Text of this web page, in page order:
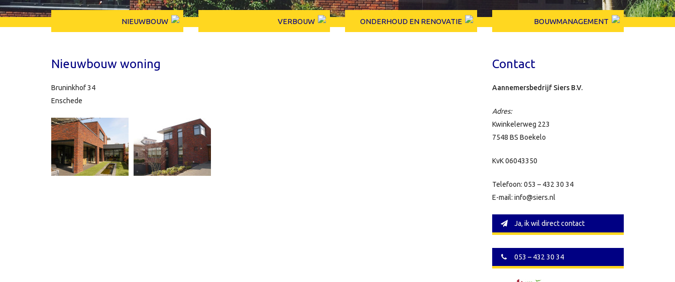
NIEUWBOUW VERBOUW ONDERHOUD EN RENOVATIE BOUWMANAGEMENT
Nieuwbouw woning
Bruninkhof 34
Enschede
Contact
Aannemersbedrijf Siers B.V.
Adres:
Kwinkelerweg 223
7548 BS Boekelo
KvK 06043350
Telefoon: 053 – 432 30 34
E-mail: info@siers.nl
Ja, ik wil direct contact
053 – 432 30 34